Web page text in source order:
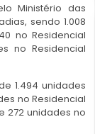
Ministério das
sendo 1.008
no Residencial
no Residencial
1.494 unidades
no Residencial
272 unidades no